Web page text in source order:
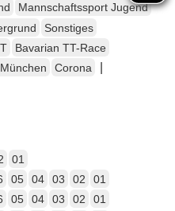
Mannschaftssport Jugend
Sonstiges
Bavarian TT-Race
Corona
01
05 04 03 02 01
05 04 03 02 01